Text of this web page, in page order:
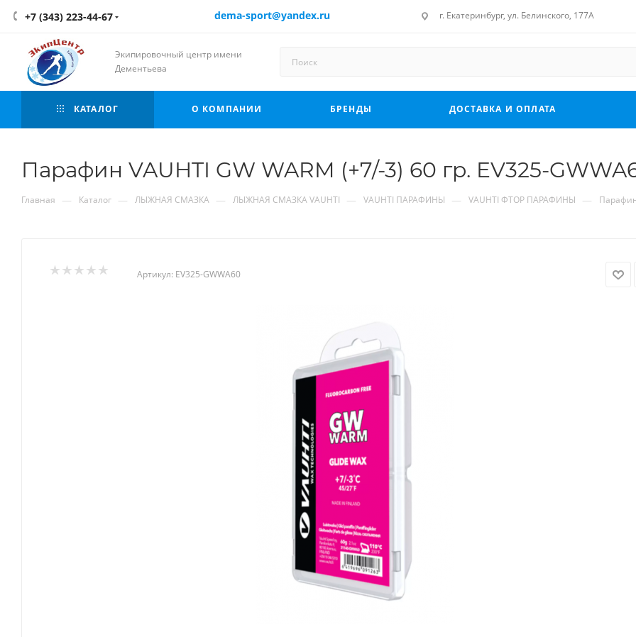
+7 (343) 223-44-67 dema-sport@yandex.ru г. Екатеринбург, ул. Белинского, 177А
Экипировочный центр имени
Дементьева
КАТАЛОГ О КОМПАНИИ БРЕНДЫ ДОСТАВКА И ОПЛАТА
Парафин VAUHTI GW WARM (+7/-3) 60 гр. EV325-
Главная — Каталог — ЛЫЖНАЯ СМАЗКА — ЛЫЖНАЯ СМАЗКА VAUHTI — VAUHTI ПАРАФИНЫ — VAUHTI ФТОР ПАРАФИНЫ — Парафин
Артикул: EV325-GWWA60